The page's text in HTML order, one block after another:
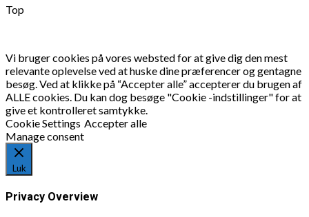
Top
Vi bruger cookies på vores websted for at give dig den mest
relevante oplevelse ved at huske dine præferencer og gentagne
besøg. Ved at klikke på “Accepter alle” accepterer du brugen af
ALLE cookies. Du kan dog besøge "Cookie -indstillinger" for at
give et kontrolleret samtykke.
Cookie Settings Accepter alle
Manage consent
Luk
Privacy Overview